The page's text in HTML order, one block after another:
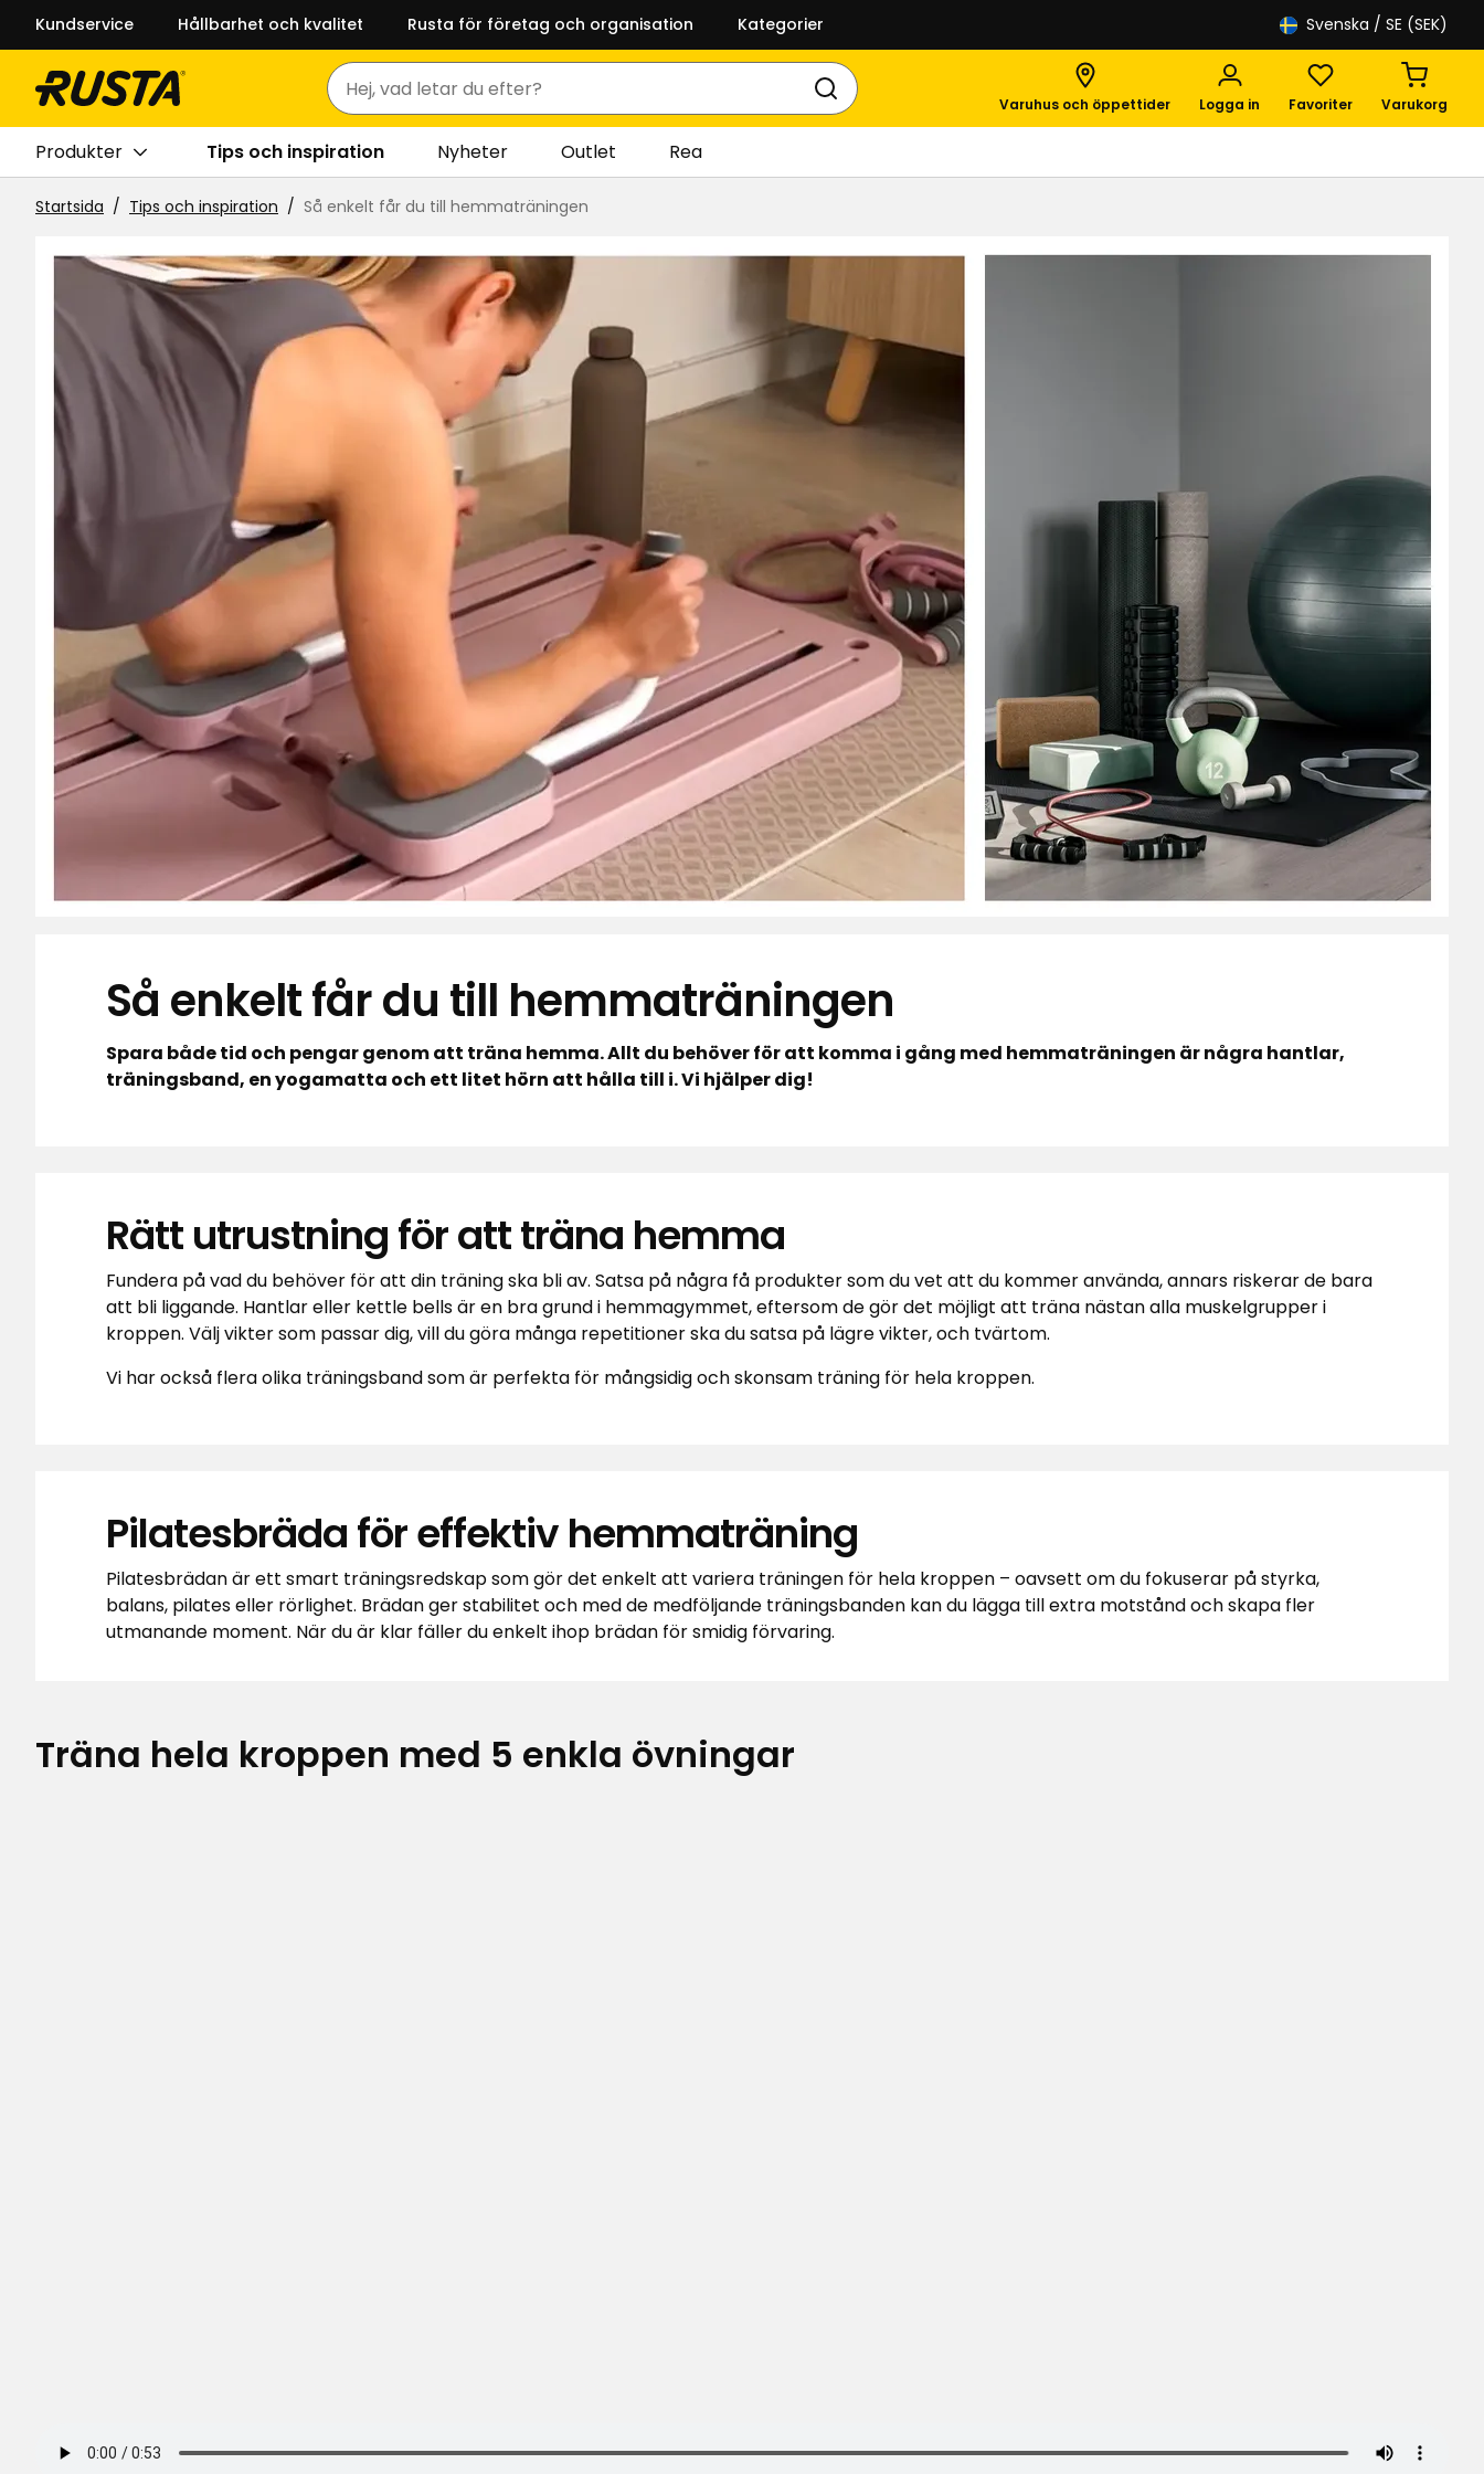
Kundservice Hållbarhet och kvalitet Rusta för företag och organisation Kategorier Svenska / SE (SEK)
Sök Varuhus och öppettider Logga in Favoriter Varukorg
Produkter Tips och inspiration Nyheter Outlet Rea
Startsida Tips och inspiration Så enkelt får du till hemmaträningen
Så enkelt får du till hemmaträningen
Spara både tid och pengar genom att träna hemma. Allt du behöver för att komma i gång med hemmaträningen är några hantlar,
träningsband, en yogamatta och ett litet hörn att hålla till i. Vi hjälper dig!
Rätt utrustning för att träna hemma
Fundera på vad du behöver för att din träning ska bli av. Satsa på några få produkter som du vet att du kommer använda, annars riskerar de bara
att bli liggande. Hantlar eller kettle bells är en bra grund i hemmagymmet, eftersom de gör det möjligt att träna nästan alla muskelgrupper i
kroppen. Välj vikter som passar dig, vill du göra många repetitioner ska du satsa på lägre vikter, och tvärtom.
Vi har också flera olika träningsband som är perfekta för mångsidig och skonsam träning för hela kroppen.
Pilatesbräda för effektiv hemmaträning
Pilatesbrädan är ett smart träningsredskap som gör det enkelt att variera träningen för hela kroppen – oavsett om du fokuserar på styrka,
balans, pilates eller rörlighet. Brädan ger stabilitet och med de medföljande träningsbanden kan du lägga till extra motstånd och skapa fler
utmanande moment. När du är klar fäller du enkelt ihop brädan för smidig förvaring.
Träna hela kroppen med 5 enkla övningar